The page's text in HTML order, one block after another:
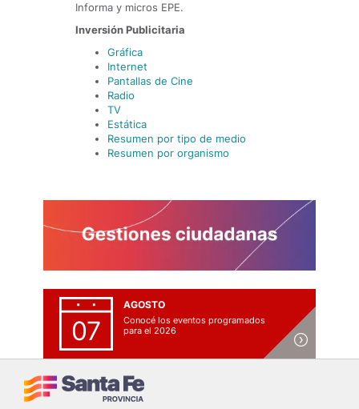
Informa y micros EPE.
Inversión Publicitaria
Gráfica
Internet
Pantallas de Cine
Radio
TV
Estática
Resumen por tipo de medio
Resumen por organismo
07
AGOSTO
Conocé los eventos programados
para el 2026